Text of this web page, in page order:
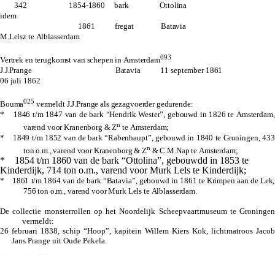
342 1854-1860 bark Ottolina
idem
1861 fregat Batavia
M.Lelsz te Alblasserdam
Vertrek en terugkomst van schepen in Amsterdam093
J.J.Prange Batavia 11 september 1861
06 juli 1862
Bouma025 vermeldt J.J.Prange als gezagvoerder gedurende:
* 1846 t/m 1847 van de bark “Hendrik Wester”, gebouwd in 1826 te Amsterdam,
varend voor Kranenborg & Zn te Amsterdam;
* 1849 t/m 1852 van de bark “Rabenhaupt”, gebouwd in 1840 te Groningen, 433
ton o.m., varend voor Kranenborg & Zn& C.M.Nap te Amsterdam;
* 1854 t/m 1860 van de bark “Ottolina”, gebouwdd in 1853 te
Kinderdijk, 714 ton o.m., varend voor Murk Lels te Kinderdijk;
* 1861 t/m 1864 van de bark “Batavia”, gebouwd in 1861 te Krimpen aan de Lek,
756 ton o.m., varend voor Murk Lels te Alblasserdam.
De collectie monsterrollen op het Noordelijk Scheepvaartmuseum te Groningen
vermeldt:
26 februari 1838, schip “Hoop”, kapitein Willem Kiers Kok, lichtmatroos Jacob
Jans Prange uit Oude Pekela.